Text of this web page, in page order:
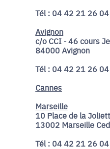
Tél : 04 42 21 26 04
Avignon
c/o CCI - 46 cours
84000 Avignon
Tél : 04 42 21 26 04
Cannes
Marseille
10 Place de la
13002 Marseille
Tél : 04 42 21 26 04